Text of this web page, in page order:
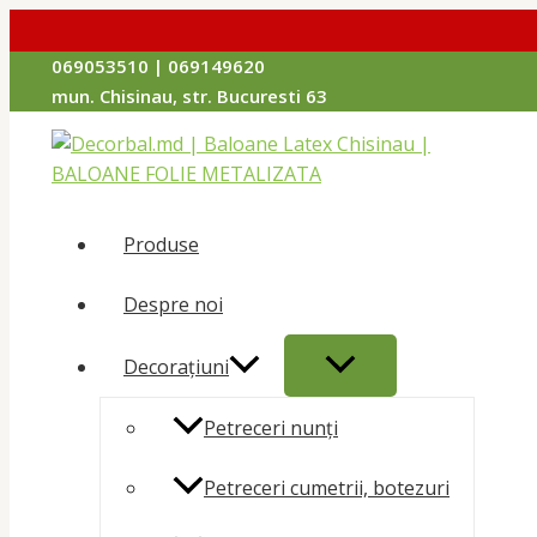
Перейти
содержимому
069053510 | 069149620
mun. Chisinau, str. Bucuresti 63
Produse
Despre noi
Decorațiuni ПЕРЕКЛЮЧАТЕЛЬ
МЕНЮ
Petreceri nunți
Petreceri cumetrii, botezuri